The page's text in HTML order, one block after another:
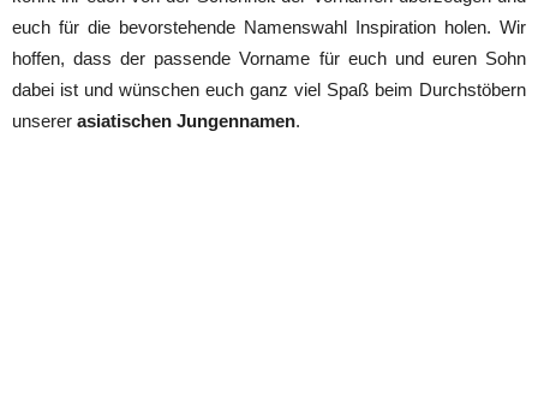
euch für die bevorstehende Namenswahl Inspiration holen. Wir
hoffen, dass der passende Vorname für euch und euren Sohn
dabei ist und wünschen euch ganz viel Spaß beim Durchstöbern
unserer asiatischen Jungennamen.